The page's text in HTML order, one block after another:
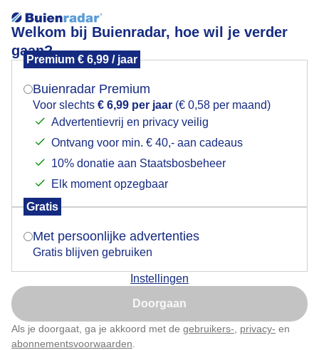
Welkom bij Buienradar, hoe wil je verder
gaan?
Premium € 6,99 / jaar
Buienradar Premium
Voor slechts € 6,99 per jaar (€ 0,58 per maand)
Advertentievrij en privacy veilig
Ontvang voor min. € 40,- aan cadeaus
10% donatie aan Staatsbosbeheer
Elk moment opzegbaar
Gratis
Met persoonlijke advertenties
Gratis blijven gebruiken
Instellingen
Doorgaan
Als je doorgaat, ga je akkoord met de gebruikers- privacy- en
abonnementsvoorwaarden
Onstuimige zonsopkomst op Texel
Door: Frans Alderse Baas Gemaakt: 12-05-2026, 15x bekeken
Mogen we je locatie gebruiken voor het
Indien je hier nog geen akkoord op hebt gegeven,
verschijnt er zo een pop-up uit je browser waarin
Is goed, toon de popup
Nu niet, misschien later
Klik hierom dit aan te passen